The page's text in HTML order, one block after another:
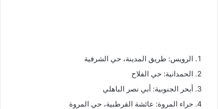
الرويس: طريق المدينة، حي الشرفية
الحمدانية: حي الفلاح
أبحر الجنوبية: أبي نصر الباهلي
حراء المروة: عائشة القرطبية، حي المروة